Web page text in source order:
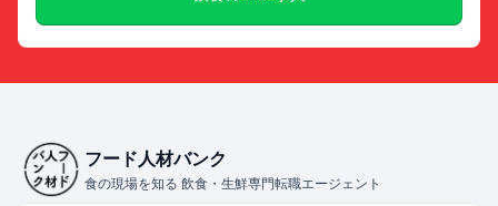
フード人材バンク
食の現場を知る 飲食・生鮮専門転職エージェント